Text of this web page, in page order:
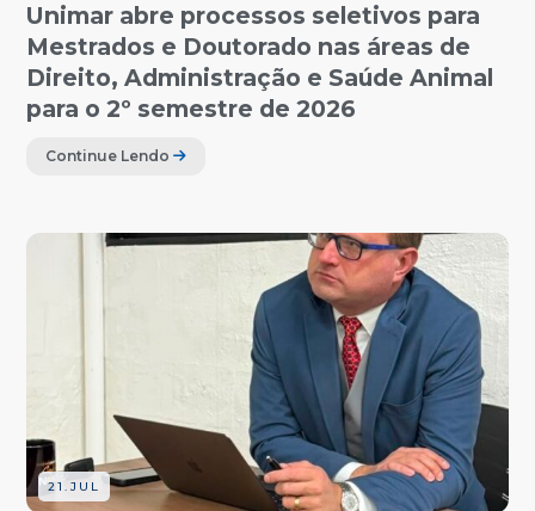
Unimar abre processos seletivos para
Mestrados e Doutorado nas áreas de
Direito, Administração e Saúde Animal
para o 2º semestre de 2026
Continue Lendo
21.JUL